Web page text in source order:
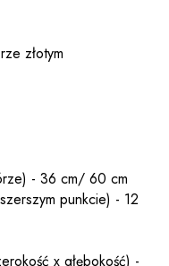
złotym
- 36 cm/ 60 cm
punkcie) - 12
x głębokość) -